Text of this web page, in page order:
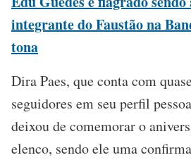
integrante do Faustão na
tona
Dira Paes, que conta com
seguidores em seu perfil
deixou de comemorar o
elenco, sendo ele uma